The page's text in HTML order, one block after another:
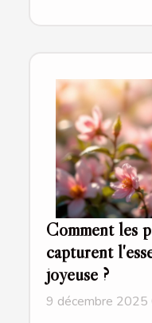
Comment les
capturent
joyeuse ?
9 décembre 2025